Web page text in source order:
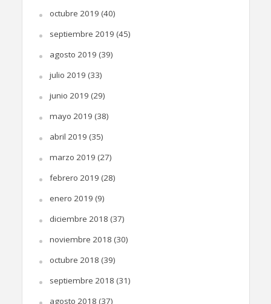
octubre 2019 (40)
septiembre 2019 (45)
agosto 2019 (39)
julio 2019 (33)
junio 2019 (29)
mayo 2019 (38)
abril 2019 (35)
marzo 2019 (27)
febrero 2019 (28)
enero 2019 (9)
diciembre 2018 (37)
noviembre 2018 (30)
octubre 2018 (39)
septiembre 2018 (31)
agosto 2018 (37)